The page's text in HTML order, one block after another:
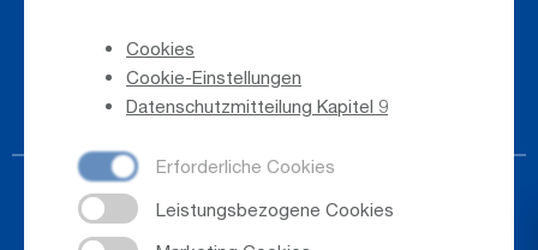
Cookies
Cookie-Einstellungen
Datenschutzmitteilung Kapitel 9
Telefonverzeichnis
Newsletter-Anmeldung